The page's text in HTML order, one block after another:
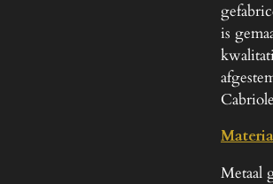
is
Metaal